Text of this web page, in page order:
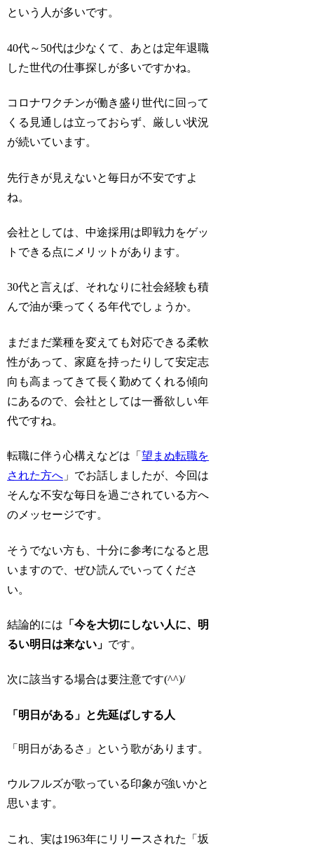
という人が多いです。
40代～50代は少なくて、あとは定年退職
した世代の仕事探しが多いですかね。
コロナワクチンが働き盛り世代に回って
くる見通しは立っておらず、厳しい状況
が続いています。
先行きが見えないと毎日が不安ですよ
ね。
会社としては、中途採用は即戦力をゲッ
トできる点にメリットがあります。
30代と言えば、それなりに社会経験も積
んで油が乗ってくる年代でしょうか。
まだまだ業種を変えても対応できる柔軟
性があって、家庭を持ったりして安定志
向も高まってきて長く勤めてくれる傾向
にあるので、会社としては一番欲しい年
代ですね。
転職に伴う心構えなどは「望まぬ転職を
された方へ 」でお話しましたが、今回は
そんな不安な毎日を過ごされている方へ
のメッセージです。
そうでない方も、十分に参考になると思
いますので、ぜひ読んでいってくださ
い。
結論的には 「今を大切にしない人に、明
るい明日は来ない」 です。
次に該当する場合は要注意です(^^)/
「明日がある」と先延ばしする人
「明日があるさ」という歌があります。
ウルフルズが歌っている印象が強いかと
思います。
これ、実は1963年にリリースされた「坂